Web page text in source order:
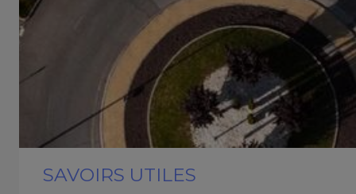
SAVOIRS UTILES